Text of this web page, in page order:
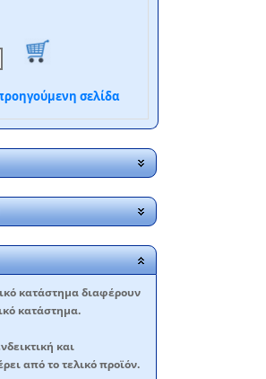
σελίδα
κατάστημα διαφέρουν
κατάστημα.
και
από το τελικό προϊόν.